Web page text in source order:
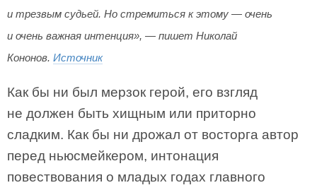
и трезвым судьей. Но стремиться к этому — очень
и очень важная интенция», — пишет Николай
Кононов. Источник
Как бы ни был мерзок герой, его взгляд
не должен быть хищным или приторно
сладким. Как бы ни дрожал от восторга автор
перед ньюсмейкером, интонация
повествования о младых годах главного